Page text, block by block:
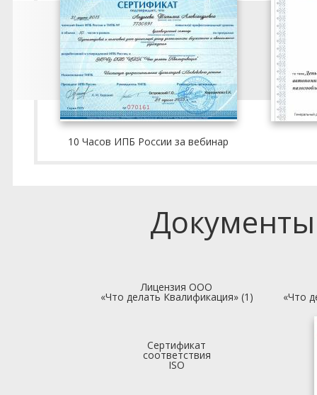
10 Часов ИПБ России за вебинар
Лицензия ООО
«Что делать Квалификация» (1) «Что
Сертификат
соответствия
ISO